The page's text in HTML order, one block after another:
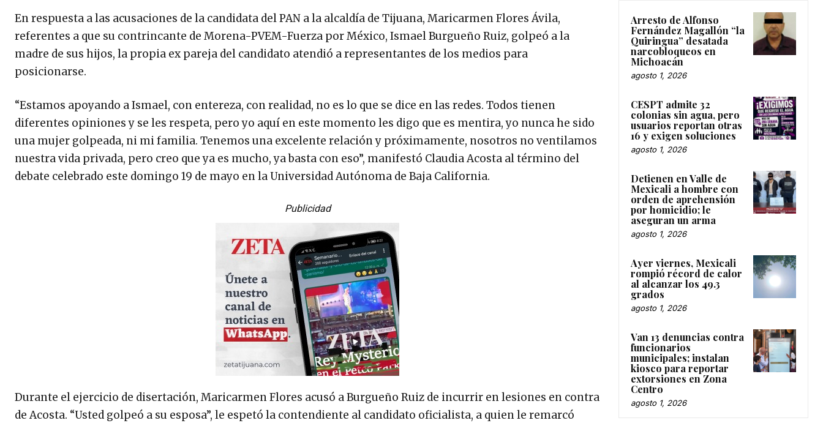
En respuesta a las acusaciones de la candidata del PAN a la alcaldía de Tijuana, Maricarmen Flores Ávila,
referentes a que su contrincante de Morena-PVEM-Fuerza por México, Ismael Burgueño Ruiz, golpeó a la
madre de sus hijos, la propia ex pareja del candidato atendió a representantes de los medios para
posicionarse.
“Estamos apoyando a Ismael, con entereza, con realidad, no es lo que se dice en las redes. Todos tienen
diferentes opiniones y se les respeta, pero yo aquí en este momento les digo que es mentira, yo nunca he sido
una mujer golpeada, ni mi familia. Tenemos una excelente relación y próximamente, nosotros no ventilamos
nuestra vida privada, pero creo que ya es mucho, ya basta con eso”, manifestó Claudia Acosta al término del
debate celebrado este domingo 19 de mayo en la Universidad Autónoma de Baja California.
Publicidad
Durante el ejercicio de disertación, Maricarmen Flores acusó a Burgueño Ruiz de incurrir en lesiones en contra
de Acosta. “Usted golpeó a su esposa”, le espetó la contendiente al candidato oficialista, a quien le remarcó
Arresto de Alfonso
Fernández Magallón “la
Quiringua” desatada
narcobloqueos en
Michoacán
agosto 1, 2026
CESPT admite 32
colonias sin agua, pero
usuarios reportan otras
16 y exigen soluciones
agosto 1, 2026
Detienen en Valle de
Mexicali a hombre con
orden de aprehensión
por homicidio; le
aseguran un arma
agosto 1, 2026
Ayer viernes, Mexicali
rompió récord de calor
al alcanzar los 49.3
grados
agosto 1, 2026
Van 13 denuncias contra
funcionarios
municipales; instalan
kiosco para reportar
extorsiones en Zona
Centro
agosto 1, 2026